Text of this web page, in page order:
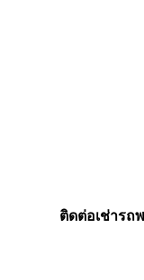
ติดต่อเช่าร